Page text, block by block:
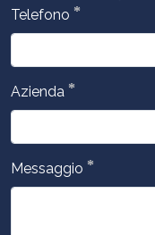
Telefono *
Azienda *
Messaggio *